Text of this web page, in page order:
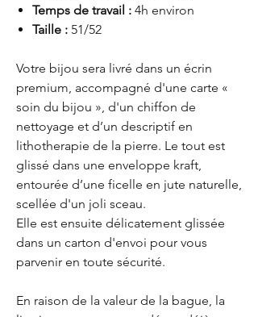
Temps de travail : 4h environ
Taille : 51/52
Votre bijou sera livré dans un écrin
premium, accompagné d'une carte «
soin du bijou », d'un chiffon de
nettoyage et d’un descriptif en
lithotherapie de la pierre. Le tout est
glissé dans une enveloppe kraft,
entourée d’une ficelle en jute naturelle,
scellée d'un joli sceau.
Elle est ensuite délicatement glissée
dans un carton d'envoi pour vous
parvenir en toute sécurité.
En raison de la valeur de la bague, la